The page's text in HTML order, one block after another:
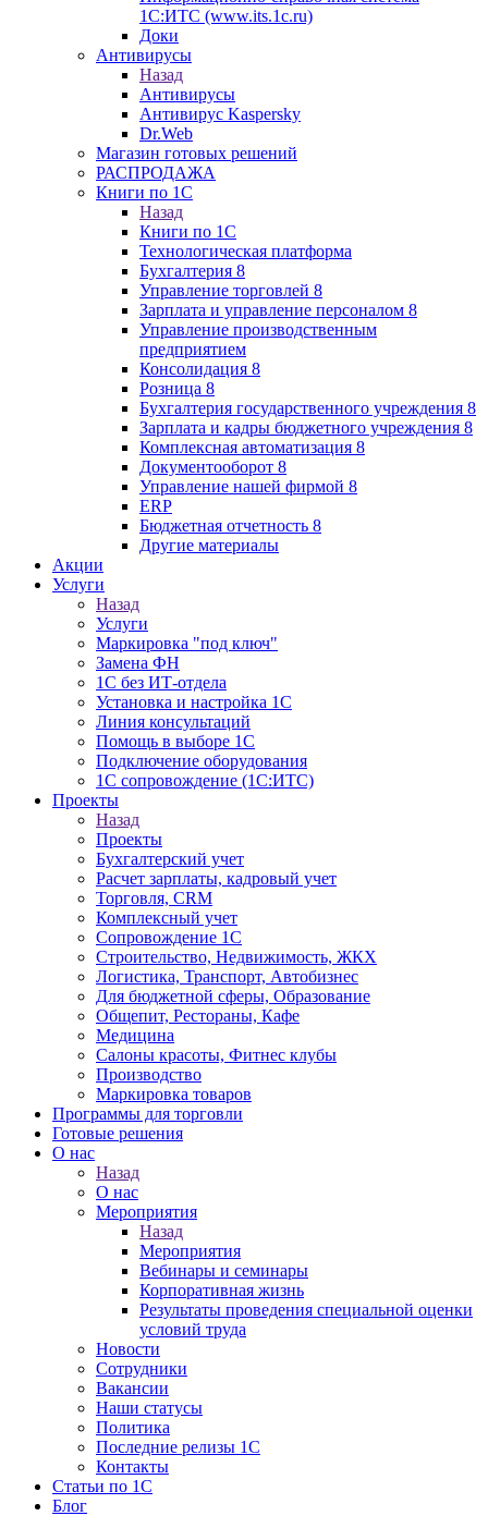
1С:ИТС (www.its.1c.ru)
Доки
Антивирусы
Назад
Антивирусы
Антивирус Kaspersky
Dr.Web
Магазин готовых решений
РАСПРОДАЖА
Книги по 1С
Назад
Книги по 1С
Технологическая платформа
Бухгалтерия 8
Управление торговлей 8
Зарплата и управление персоналом 8
Управление производственным
предприятием
Консолидация 8
Розница 8
Бухгалтерия государственного учреждения 8
Зарплата и кадры бюджетного учреждения 8
Комплексная автоматизация 8
Документооборот 8
Управление нашей фирмой 8
ERP
Бюджетная отчетность 8
Другие материалы
Акции
Услуги
Назад
Услуги
Маркировка "под ключ"
Замена ФН
1С без ИТ-отдела
Установка и настройка 1С
Линия консультаций
Помощь в выборе 1С
Подключение оборудования
1С сопровождение (1С:ИТС)
Проекты
Назад
Проекты
Бухгалтерский учет
Расчет зарплаты, кадровый учет
Торговля, CRM
Комплексный учет
Сопровождение 1С
Строительство, Недвижимость, ЖКХ
Логистика, Транспорт, Автобизнес
Для бюджетной сферы, Образование
Общепит, Рестораны, Кафе
Медицина
Салоны красоты, Фитнес клубы
Производство
Маркировка товаров
Программы для торговли
Готовые решения
О нас
Назад
О нас
Мероприятия
Назад
Мероприятия
Вебинары и семинары
Корпоративная жизнь
Результаты проведения специальной оценки
условий труда
Новости
Сотрудники
Вакансии
Наши статусы
Политика
Последние релизы 1C
Контакты
Статьи по 1С
Блог